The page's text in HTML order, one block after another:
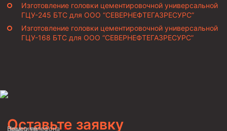
Изготовление головки цементировочной универсальной
ГЦУ-245 БТС для ООО “СЕВЕРНЕФТЕГАЗРЕСУРС”
Изготовление головки цементировочной универсальной
ГЦУ-168 БТС для ООО “СЕВЕРНЕФТЕГАЗРЕСУРС”
Оставьте заявку
Ваше имя
Номер телефона